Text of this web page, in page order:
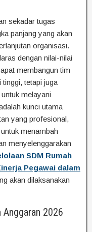
sekadar tugas
panjang yang akan
organisasi.
dengan nilai-nilai
membangun tim
tetapi juga
melayani
kunci utama
yang profesional,
menambah
menyelenggarakan
SDM Rumah
Pegawai dalam
akan dilaksanakan
2026